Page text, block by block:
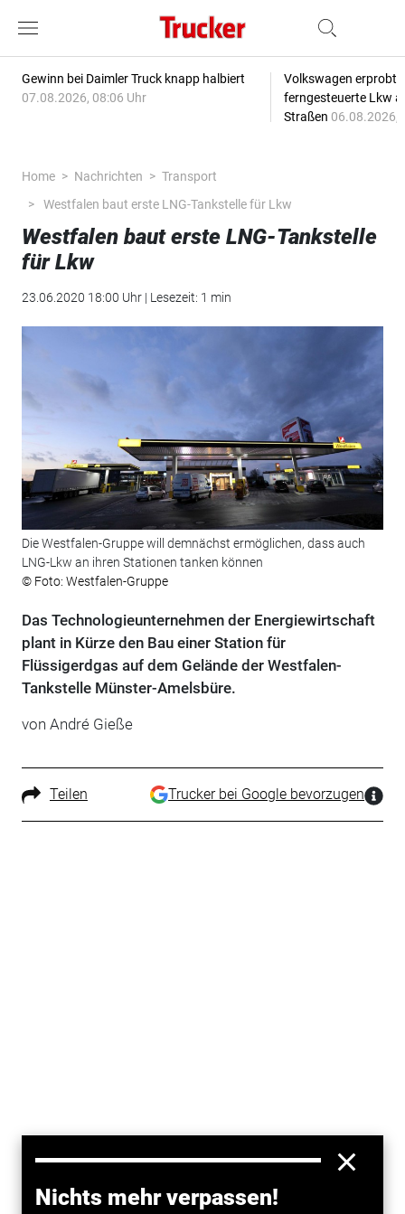
Gewinn bei Daimler Truck knapp halbiert
07.08.2026, 08:06 Uhr
Volkswagen erprobt
ferngesteuerte Lkw
Straßen 06.08.2026,
Home Nachrichten
Transport
Westfalen baut erste LNG-Tankstelle für Lkw
Westfalen baut erste LNG-Tankstelle
für Lkw
23.06.2020 18:00 Uhr | Lesezeit: 1 min
Die Westfalen-Gruppe will demnächst ermöglichen, dass auch
LNG-Lkw an ihren Stationen tanken können
© Foto: Westfalen-Gruppe
Das Technologieunternehmen der Energiewirtschaft
plant in Kürze den Bau einer Station für
Flüssigerdgas auf dem Gelände der Westfalen-
Tankstelle Münster-Amelsbüre.
von André Gieße
Teilen Trucker bei Google bevorzugen
Nichts mehr verpassen!